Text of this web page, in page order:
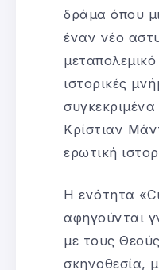
δράμα όπου
έναν νέο
ιστορικές
Κρίστιαν
ερωτική
Η ενότητα
αφηγούνται
με τους
σκηνοθεσία,